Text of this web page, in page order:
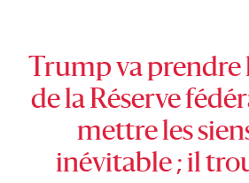
Trump va prendre
de la Réserve
mettre les
inévitable ; il